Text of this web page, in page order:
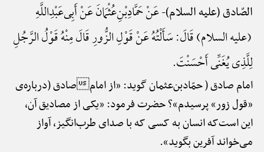
الصّادق (علیه السلام)-عَنْ حَمَّادِ‌بْنِ‌عُثْمَانَ عَنْ أَبِی‌عَبْدِ‌اللَّهِ
(علیه السلام) قَالَ: سَأَلْتُهُ عَنْ قَوْلِ الزُّورِ قَالَ مِنْهُ قَوْلُ الرَّجُلِ
لِلَّذِی یُغَنِّی أَحْسَنْتَ.
امام صادق ( حمّادبن‌عثمان گوید: «از امامصادق (درباره‌ی
«قول زور» پرسیدم»؟ حضرت فرمود: «یکی از مصادیق آن،
این است‌که انسان به کسی که با صدای طرب‌انگیز، آواز
می‌خواند آفرین بگوید».